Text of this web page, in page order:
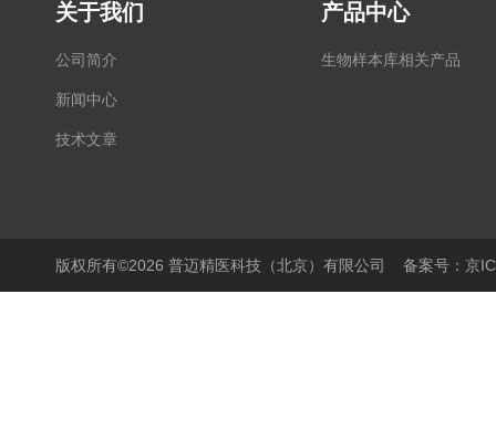
关于我们
公司简介
新闻中心
技术文章
产品中心
生物样本库相关产品
版权所有©2026 普迈精医科技（北京）有限公司 备案号：京